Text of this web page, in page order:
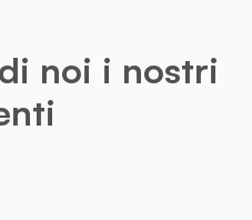
noi i nostri